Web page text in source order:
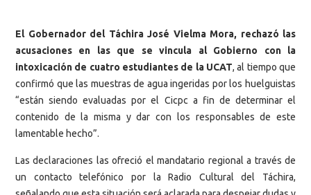
El Gobernador del Táchira José Vielma Mora, rechazó las
acusaciones en las que se vincula al Gobierno con la
intoxicación de cuatro estudiantes de la UCAT, al tiempo que
confirmó que las muestras de agua ingeridas por los huelguistas
“están siendo evaluadas por el Cicpc a fin de determinar el
contenido de la misma y dar con los responsables de este
lamentable hecho”.
Las declaraciones las ofreció el mandatario regional a través de
un contacto telefónico por la Radio Cultural del Táchira,